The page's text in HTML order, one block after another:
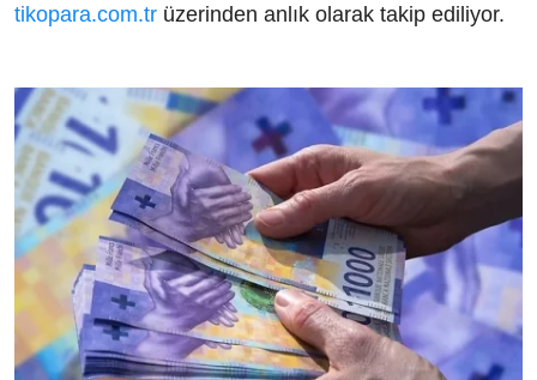
tikopara.com.tr üzerinden anlık olarak takip ediliyor.